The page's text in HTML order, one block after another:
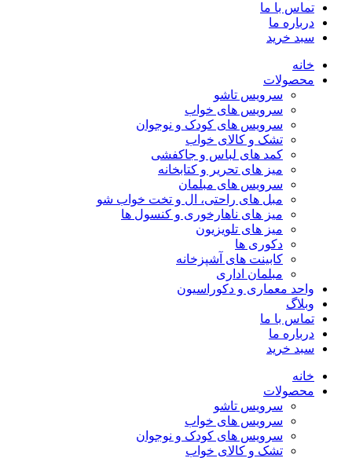
تماس با ما
درباره ما
سبد خرید
خانه
محصولات
سرویس تاشو
سرویس های خواب
سرویس های کودک و نوجوان
تشک و کالای خواب
کمد های لباس و جاکفشی
میز های تحریر و کتابخانه
سرویس های مبلمان
مبل های راحتی، ال و تخت خواب شو
میز های ناهارخوری و کنسول ها
میز های تلویزیون
دکوری ها
کابینت های آشپزخانه
مبلمان اداری
واحد معماری و دکوراسیون
وبلاگ
تماس با ما
درباره ما
سبد خرید
خانه
محصولات
سرویس تاشو
سرویس های خواب
سرویس های کودک و نوجوان
تشک و کالای خواب